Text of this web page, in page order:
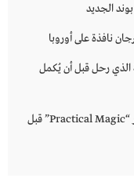
الجديد
الذي رحل قبل أن يُكمل
ساندرا بولوك ونيكول كيدمان تفاجئان جمهور “Practical Magic” قبل